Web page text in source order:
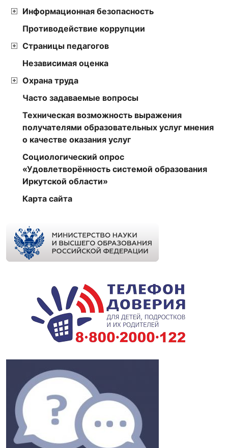
Информационная безопасность
Противодействие коррупции
Страницы педагогов
Независимая оценка
Охрана труда
Часто задаваемые вопросы
Техническая возможность выражения
получателями образовательных услуг мнения
о качестве оказания услуг
Социологический опрос
«Удовлетворённость системой образования
Иркутской области»
Карта сайта